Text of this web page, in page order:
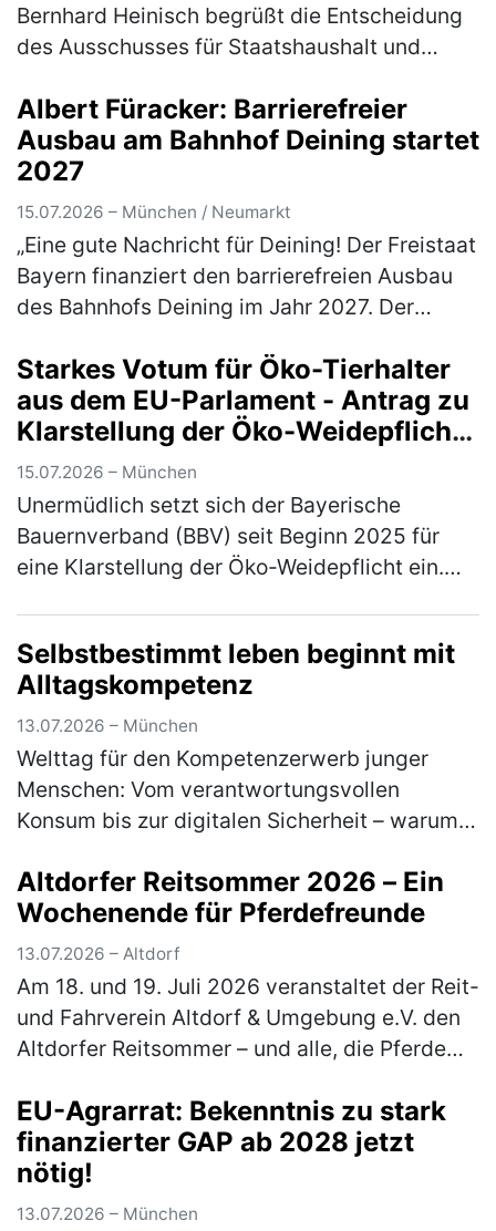
Bernhard Heinisch begrüßt die Entscheidung
des Ausschusses für Staatshaushalt und
3. Nachtrag für die baulichen Brandschutz…
(mehr)
Albert Füracker: Barrierefreier
Ausbau am Bahnhof Deining startet
2027
15.07.2026 – München / Neumarkt
„Eine gute Nachricht für Deining! Der Freistaat
Bayern finanziert den barrierefreien Ausbau
des Bahnhofs Deining im Jahr 2027. Der
Bernreiter, MdL, hat mir mitget…(mehr)
Starkes Votum für Öko-Tierhalter
aus dem EU-Parlament - Antrag zu
Klarstellung der Öko-Weidepflicht
angenommen
15.07.2026 – München
Unermüdlich setzt sich der Bayerische
Bauernverband (BBV) seit Beginn 2025 für
eine Klarstellung der Öko-Weidepflicht ein.
Selbstbestimmt leben beginnt mit
Alltagskompetenz
13.07.2026 – München
Welttag für den Kompetenzerwerb junger
Menschen: Vom verantwortungsvollen
Konsum bis zur digitalen Sicherheit – warum
Am 15. Juli macht der Welttag für den …
(mehr)
Altdorfer Reitsommer 2026 – Ein
Wochenende für Pferdefreunde
13.07.2026 – Altdorf
Am 18. und 19. Juli 2026 veranstaltet der Reit-
und Fahrverein Altdorf & Umgebung e.V. den
Altdorfer Reitsommer – und alle, die Pferde
Besucher erleb… (mehr)
EU-Agrarrat: Bekenntnis zu stark
finanzierter GAP ab 2028 jetzt
nötig!
13.07.2026 – München